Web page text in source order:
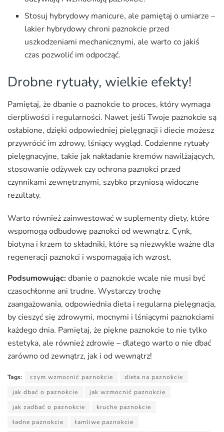
Stosuj hybrydowy manicure, ale pamiętaj o umiarze –
lakier hybrydowy chroni paznokcie przed
uszkodzeniami mechanicznymi, ale warto co jakiś
czas pozwolić im odpocząć.
Drobne rytuały, wielkie efekty!
Pamiętaj, że dbanie o paznokcie to proces, który wymaga
cierpliwości i regularności. Nawet jeśli Twoje paznokcie są
osłabione, dzięki odpowiedniej pielęgnacji i diecie możesz
przywrócić im zdrowy, lśniący wygląd. Codzienne rytuały
pielęgnacyjne, takie jak nakładanie kremów nawilżających,
stosowanie odżywek czy ochrona paznokci przed
czynnikami zewnętrznymi, szybko przyniosą widoczne
rezultaty.
Warto również zainwestować w suplementy diety, które
wspomogą odbudowę paznokci od wewnątrz. Cynk,
biotyna i krzem to składniki, które są niezwykle ważne dla
regeneracji paznokci i wspomagają ich wzrost.
Podsumowując:dbanie o paznokcie wcale nie musi być
czasochłonne ani trudne. Wystarczy trochę
zaangażowania, odpowiednia dieta i regularna pielęgnacja,
by cieszyć się zdrowymi, mocnymi i lśniącymi paznokciami
każdego dnia. Pamiętaj, że piękne paznokcie to nie tylko
estetyka, ale również zdrowie – dlatego warto o nie dbać
zarówno od zewnątrz, jak i od wewnątrz!
Tags: czym wzmocnić paznokcie
dieta na paznokcie
jak dbać o paznokcie
jak wzmocnić paznokcie
jak zadbać o paznokcie
kruche paznokcie
ładne paznokcie
łamliwe paznokcie